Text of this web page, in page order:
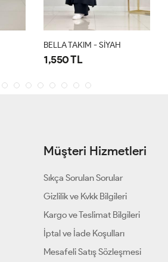
BELLA TAKIM - ACI KAHVE
1,550 TL
Müşteri Hizmetleri
Sıkça Sorulan Sorular
Gizlilik ve Kvkk Bilgileri
Kargo ve Teslimat Bilgileri
İptal ve İade Koşulları
Mesafeli Satış Sözleşmesi